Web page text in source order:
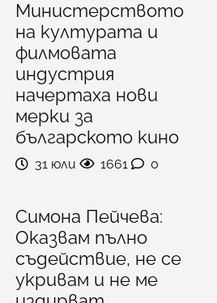
Министерството
на културата и
филмовата
индустрия
начертаха нови
мерки за
българското кино
31 юли 1661 0
Симона Пейчева:
Оказвам пълно
съдействие, не се
укривам и не ме